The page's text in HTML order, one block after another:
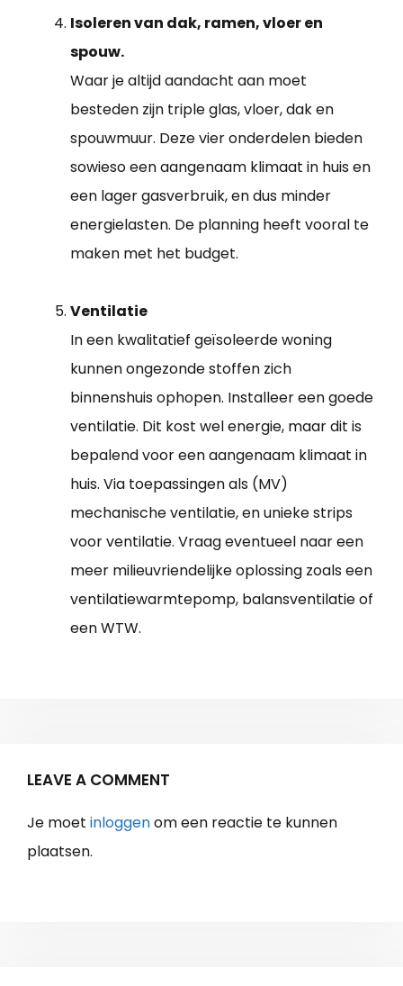
Isoleren van dak, ramen, vloer en
spouw.
Waar je altijd aandacht aan moet
besteden zijn triple glas, vloer, dak en
spouwmuur. Deze vier onderdelen bieden
sowieso een aangenaam klimaat in huis en
een lager gasverbruik, en dus minder
energielasten. De planning heeft vooral te
maken met het budget.
Ventilatie
In een kwalitatief geïsoleerde woning
kunnen ongezonde stoffen zich
binnenshuis ophopen. Installeer een goede
ventilatie. Dit kost wel energie, maar dit is
bepalend voor een aangenaam klimaat in
huis. Via toepassingen als (MV)
mechanische ventilatie, en unieke strips
voor ventilatie. Vraag eventueel naar een
meer milieuvriendelijke oplossing zoals een
ventilatiewarmtepomp, balansventilatie of
een WTW.
LEAVE A COMMENT
Je moet inloggenom een reactie te kunnen
plaatsen.